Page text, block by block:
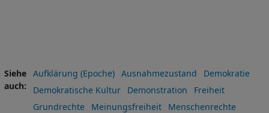
Siehe
auch
Aufklärung (Epoche) Ausnahmezustand
Demokratie
Demokratische Kultur
Demonstration
Freiheit
Grundrechte
Meinungsfreiheit
Menschenrechte